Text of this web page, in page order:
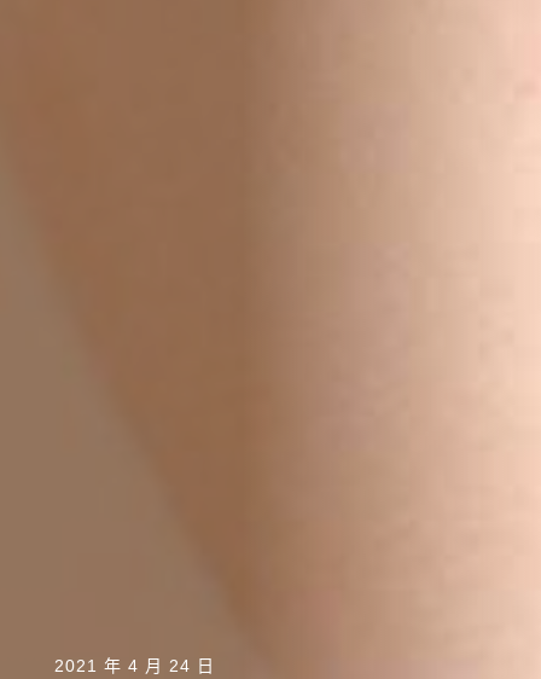
2021 年 4 月 24 日